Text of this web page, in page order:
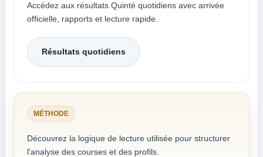
Accédez aux résultats Quinté quotidiens avec arrivée
officielle, rapports et lecture rapide.
Résultats quotidiens
MÉTHODE
Découvrez la logique de lecture utilisée pour structurer
l'analyse des courses et des profils.